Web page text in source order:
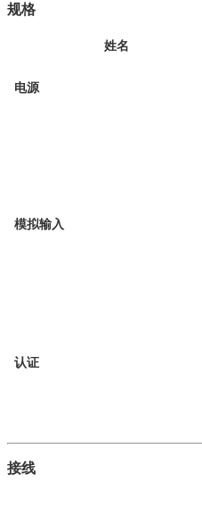
规格
姓名
电源
模拟输入
认证
接线